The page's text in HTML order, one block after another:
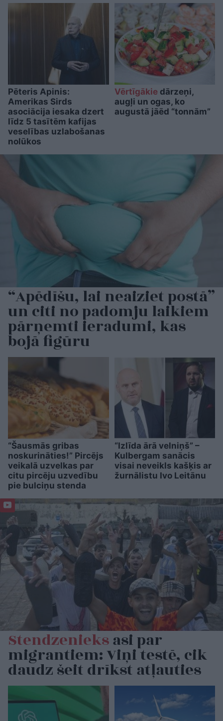
Pēteris Apinis:
Amerikas Sirds
asociācija iesaka dzert
līdz 5 tasītēm kafijas
veselības uzlabošanas
nolūkos
Vērtīgākiedārzeņi,
augļi un ogas, ko
augustā jāēd “tonnām”
“Apēdīšu, lai neaiziet postā”
un citi no padomju laikiem
pārņemti ieradumi, kas
bojā figūru
“Šausmās gribas
noskurināties!” Pircējs
veikalā uzvelkas par
citu pircēju uzvedību
pie bulciņu stenda
“Izlīda ārā velniņš” –
Kulbergam sanācis
visai neveikls kašķis ar
žurnālistu Ivo Leitānu
Stendzenieksasi par
migrantiem: Viņi testē, cik
daudz šeit drīkst atļauties